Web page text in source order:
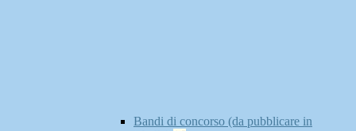
Bandi di concorso (da pubblicare in